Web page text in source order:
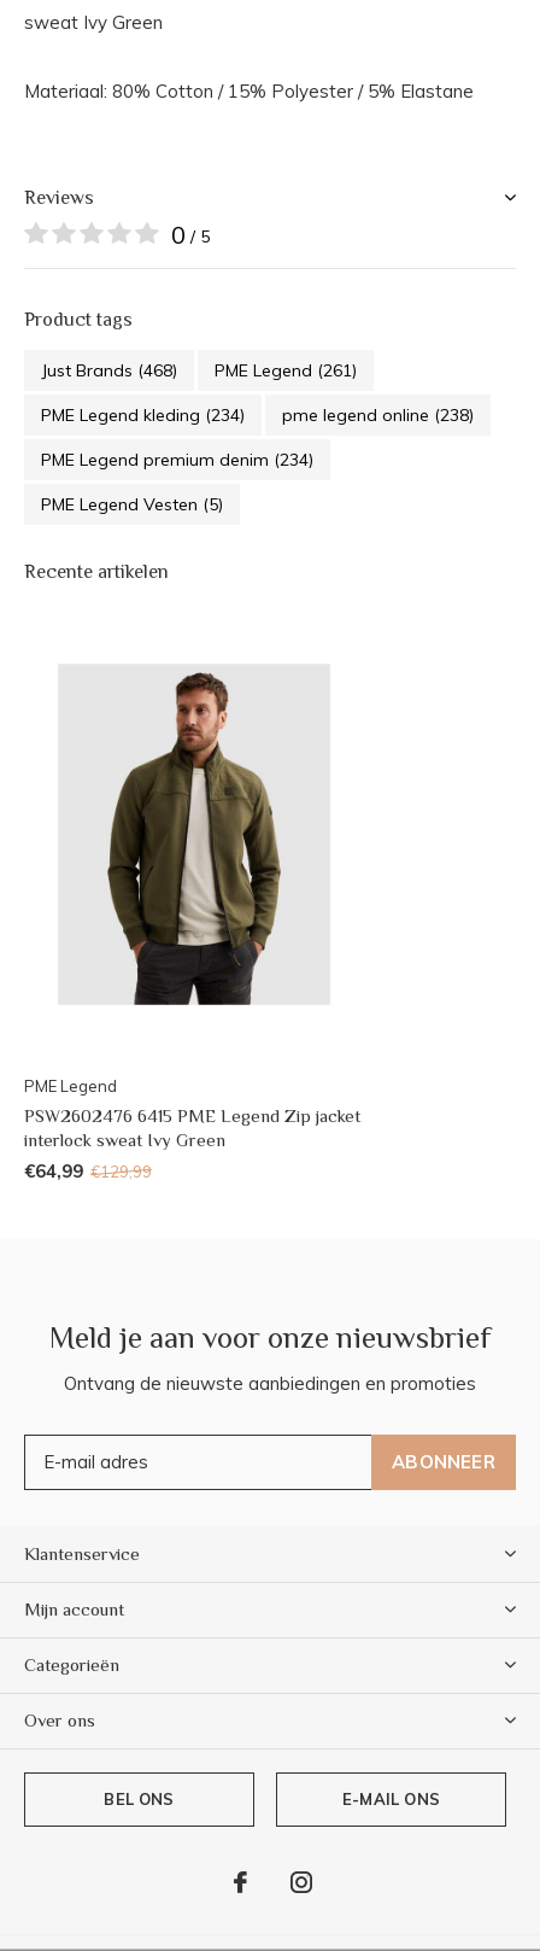
sweat Ivy Green
Materiaal: 80% Cotton / 15% Polyester / 5% Elastane
Reviews
0 / 5
Product tags
Just Brands (468) PME Legend (261)
PME Legend kleding (234) pme legend online (238)
PME Legend premium denim (234)
PME Legend Vesten (5)
Recente artikelen
PME Legend
PSW2602476 6415 PME Legend Zip jacket
interlock sweat Ivy Green
€64,99 €129,99
Meld je aan voor onze nieuwsbrief
Ontvang de nieuwste aanbiedingen en promoties
ABONNEER
Klantenservice
Mijn account
Categorieën
Over ons
BEL ONS E-MAIL ONS